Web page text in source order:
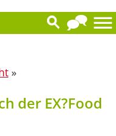
»
der EX?Food